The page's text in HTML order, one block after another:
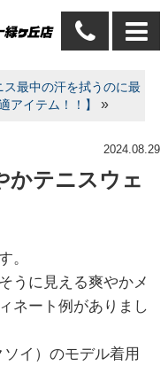
ス最中の汗を拭うのに最
アイテム！！】
»
2024.08.29
かテニスウェ
。
うに見える爽やかメ
ネート例がありまし
イ）のモデル着用